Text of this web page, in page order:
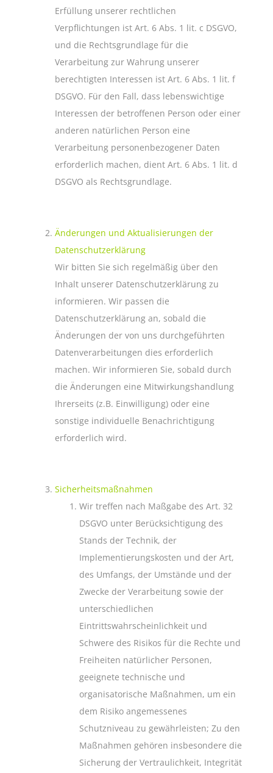
Erfüllung unserer rechtlichen
Verpflichtungen ist Art. 6 Abs. 1 lit. c DSGVO,
und die Rechtsgrundlage für die
Verarbeitung zur Wahrung unserer
berechtigten Interessen ist Art. 6 Abs. 1 lit. f
DSGVO. Für den Fall, dass lebenswichtige
Interessen der betroffenen Person oder einer
anderen natürlichen Person eine
Verarbeitung personenbezogener Daten
erforderlich machen, dient Art. 6 Abs. 1 lit. d
DSGVO als Rechtsgrundlage.
Änderungen und Aktualisierungen der
Datenschutzerklärung
Wir bitten Sie sich regelmäßig über den
Inhalt unserer Datenschutzerklärung zu
informieren. Wir passen die
Datenschutzerklärung an, sobald die
Änderungen der von uns durchgeführten
Datenverarbeitungen dies erforderlich
machen. Wir informieren Sie, sobald durch
die Änderungen eine Mitwirkungshandlung
Ihrerseits (z.B. Einwilligung) oder eine
sonstige individuelle Benachrichtigung
erforderlich wird.
Sicherheitsmaßnahmen
Wir treffen nach Maßgabe des Art. 32
DSGVO unter Berücksichtigung des
Stands der Technik, der
Implementierungskosten und der Art,
des Umfangs, der Umstände und der
Zwecke der Verarbeitung sowie der
unterschiedlichen
Eintrittswahrscheinlichkeit und
Schwere des Risikos für die Rechte und
Freiheiten natürlicher Personen,
geeignete technische und
organisatorische Maßnahmen, um ein
dem Risiko angemessenes
Schutzniveau zu gewährleisten; Zu den
Maßnahmen gehören insbesondere die
Sicherung der Vertraulichkeit, Integrität